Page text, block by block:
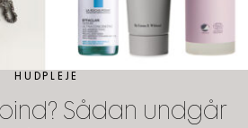
HUDPLEJE
Sådan undgår